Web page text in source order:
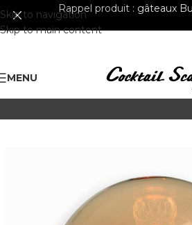
Skip to navigation
Skip to main content
Rappel produit : gâteaux
MENU